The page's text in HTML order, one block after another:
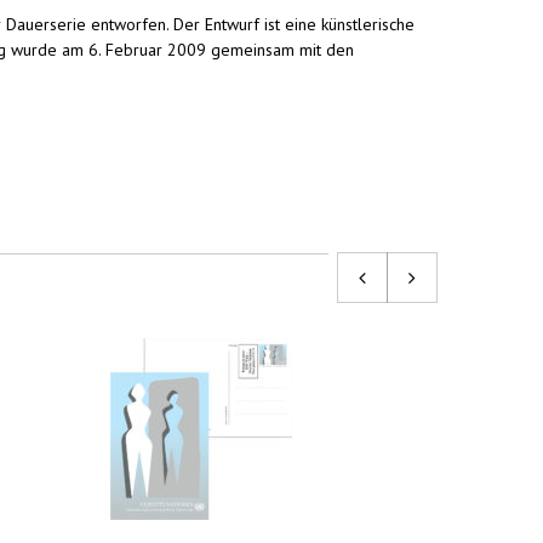
entworfen. Der Entwurf ist eine künstlerische
am 6. Februar 2009 gemeinsam mit den